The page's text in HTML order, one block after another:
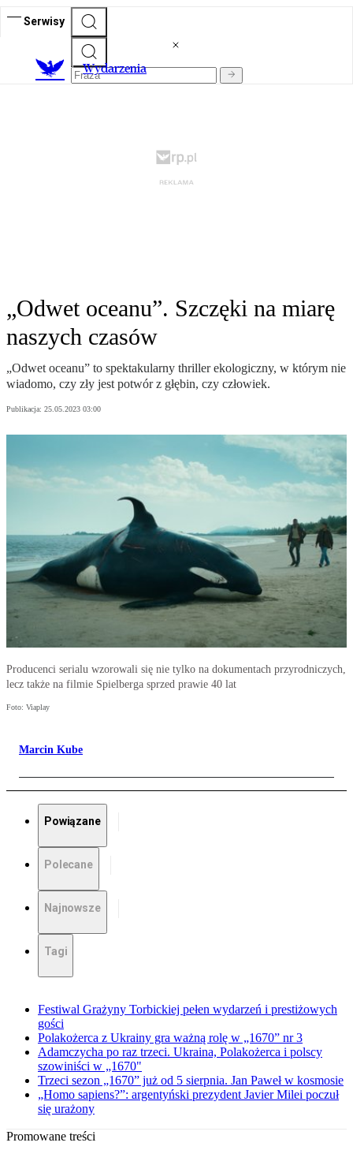
Serwisy
Wydarzenia
„Odwet oceanu”. Szczęki na miarę
naszych czasów
„Odwet oceanu” to spektakularny thriller ekologiczny, w którym nie
wiadomo, czy zły jest potwór z głębin, czy człowiek.
Publikacja: 25.05.2023 03:00
Producenci serialu wzorowali się nie tylko na dokumentach przyrodniczych,
lecz także na filmie Spielberga sprzed prawie 40 lat
Foto: Viaplay
Marcin Kube
Powiązane
Polecane
Najnowsze
Tagi
Festiwal Grażyny Torbickiej pełen wydarzeń i prestiżowych
gości
Polakożerca z Ukrainy gra ważną rolę w „1670” nr 3
Adamczycha po raz trzeci. Ukraina, Polakożerca i polscy
szowiniści w „1670"
Trzeci sezon „1670” już od 5 sierpnia. Jan Paweł w kosmosie
„Homo sapiens?”: argentyński prezydent Javier Milei poczuł
się urażony
Promowane treści